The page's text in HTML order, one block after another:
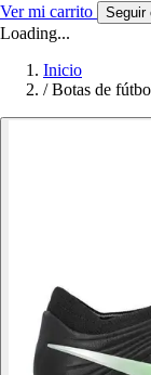
Ver mi carrito Seguir
Loading...
Inicio
/ Botas de